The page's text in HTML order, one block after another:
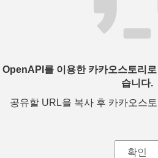
OpenAPI를 이용한 카카오스토리
습니다.
공유할 URL을 복사 후 카카오스
확인